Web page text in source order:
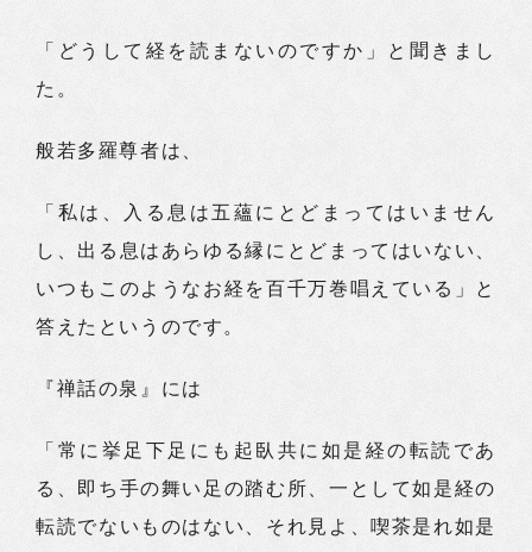
「どうして経を読まないのですか」と聞きまし
た。
般若多羅尊者は、
「私は、入る息は五蘊にとどまってはいません
し、出る息はあらゆる縁にとどまってはいない、
いつもこのようなお経を百千万巻唱えている」と
答えたというのです。
『禅話の泉』には
「常に挙足下足にも起臥共に如是経の転読であ
る、即ち手の舞い足の踏む所、一として如是経の
転読でないものはない、それ見よ、喫茶是れ如是